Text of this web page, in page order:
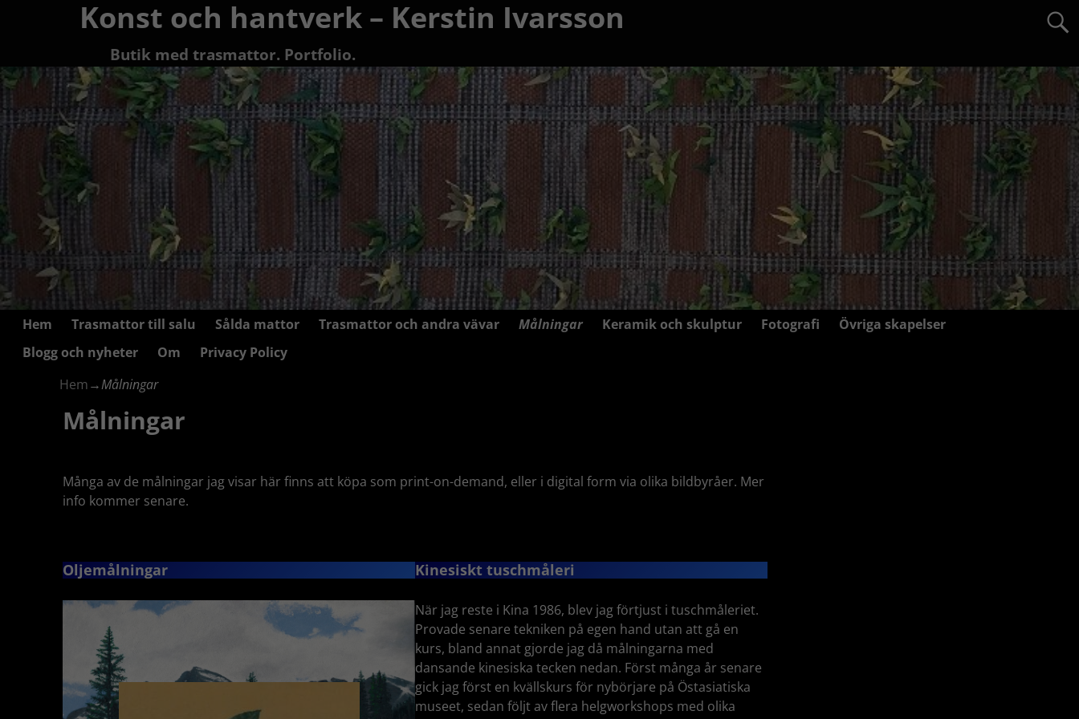
Konst och hantverk – Kerstin Ivarsson
Butik med trasmattor. Portfolio.
Hem Trasmattor till salu Sålda mattor Trasmattor och andra vävar Målningar Keramik och skulptur Fotografi
Övriga skapelser
Blogg och nyheter
Om
Privacy Policy
Hem→Målningar
Målningar
Många av de målningar jag visar här finns att köpa som print-on-demand, eller i digital form via olika bildbyråer. Mer
info kommer senare.
Oljemålningar Kinesiskt tuschmåleri
När jag reste i Kina 1986, blev jag förtjust i tuschmåleriet.
Provade senare tekniken på egen hand utan att gå en
kurs, bland annat gjorde jag då målningarna med
dansande kinesiska tecken nedan. Först många år senare
gick jag först en kvällskurs för nybörjare på Östasiatiska
museet, sedan följt av flera helgworkshops med olika